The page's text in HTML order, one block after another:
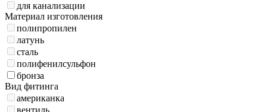
для канализации
Материал изготовления
полипропилен
латунь
сталь
полифенилсульфон
бронза
Вид фитинга
американка